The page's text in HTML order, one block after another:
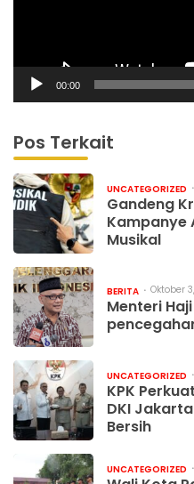
00:00
Pos Terkait
UNCATEGORIZED
Gandeng
Kampanye
Musikal
BERITA Oktober
Menteri
UNCATEGORIZED
KPK
DKI
Bersih
UNCATEGORIZED